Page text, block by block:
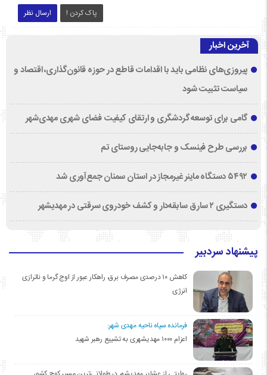
ارسال نظر پاک کردن !
آخرین اخبار
پیروزی‌های نظامی باید با اقدامات قاطع در حوزه قانون‌گذاری، اقتصاد و
سیاست تثبیت شود
گامی برای توسعه گردشگری و ارتقای کیفیت فضای شهری مهدی‌شهر
بررسی طرح فینسک و جابه‌جایی روستای تم
۵۴۹۲ دستگاه ماینر غیرمجاز در استان سمنان جمع‌آوری شد
دستگیری ۲ سارق سابقه‌دار و کشف خودروی سرقتی در مهدیشهر
پیشنهاد سردبیر
کاهش ۱۰ درصدی مصرف برق، راهکار عبور از اوج گرما و ناترازی
انرژی
فرمانده سپاه ناحیه مهدی شهر:
اعزام ۱۰۰۰ مهدیشهری به تشییع رهبر شهید